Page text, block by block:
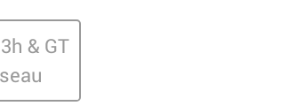
& GT